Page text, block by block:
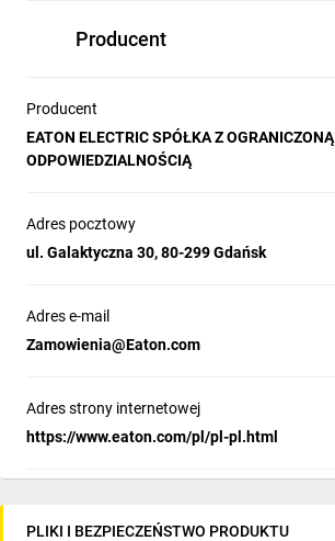
Producent
Producent
EATON ELECTRIC SPÓŁKA Z OGRANICZONĄ
ODPOWIEDZIALNOŚCIĄ
Adres pocztowy
ul. Galaktyczna 30, 80-299 Gdańsk
Adres e-mail
Zamowienia@Eaton.com
Adres strony internetowej
https://www.eaton.com/pl/pl-pl.html
PLIKI I BEZPIECZEŃSTWO PRODUKTU